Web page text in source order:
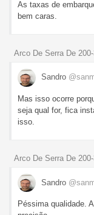
As taxas de
bem caras.
Arco De Serra De
Sandro
Mas isso ocorre
seja qual for, fica
isso.
Arco De Serra De
Sandro
Péssima qualidade.